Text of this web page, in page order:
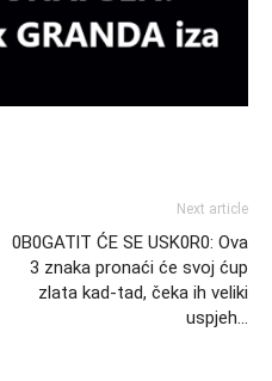
Next article
0B0GATlT ĆE SE USK0R0: Ova
3 znaka pronaći će svoj ćup
zlata kad-tad, čeka ih veliki
uspjeh…